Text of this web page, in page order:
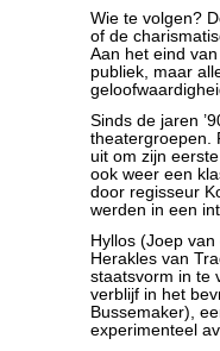
Wie te volgen?
of de
Aan het eind van
publiek, maar
Sinds de jaren
theatergroepen.
uit om zijn
ook weer een
door regisseur
werden in een
Hyllos (Joep
Herakles van
staatsvorm in te
verblijf in het
Bussemaker),
experimenteel